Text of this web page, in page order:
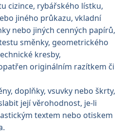
cizince, rybářského lístku,
jiného průkazu, vkladní
nebo jiných cenných papírů,
směnky, geometrického
kresby,
originálním razítkem či
doplňky, vsuvky nebo škrty,
její věrohodnost, je-li
textem nebo otiskem